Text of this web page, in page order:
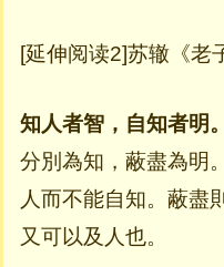
[延伸阅读2]苏辙《老
知人者智，自知者明。
分別為知，蔽盡為明
人而不能自知。蔽盡
又可以及人也。